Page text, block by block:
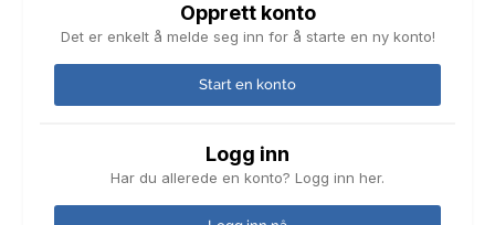
Opprett konto
Det er enkelt å melde seg inn for å starte en ny konto!
Start en konto
Logg inn
Har du allerede en konto? Logg inn her.